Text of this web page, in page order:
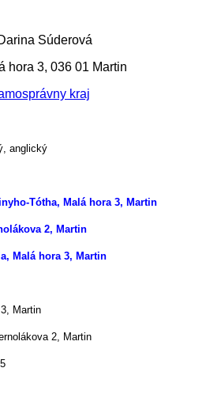
Súderová
hora 3, 036 01 Martin
kraj
anglický
Tótha, Malá hora 3, Martin
2, Martin
Malá hora 3, Martin
Martin
2, Martin